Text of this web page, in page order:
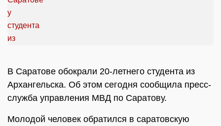
В Саратове обокрали 20-летнего студента из
Архангельска. Об этом сегодня сообщила пресс-
служба управления МВД по Саратову.
Молодой человек обратился в саратовскую